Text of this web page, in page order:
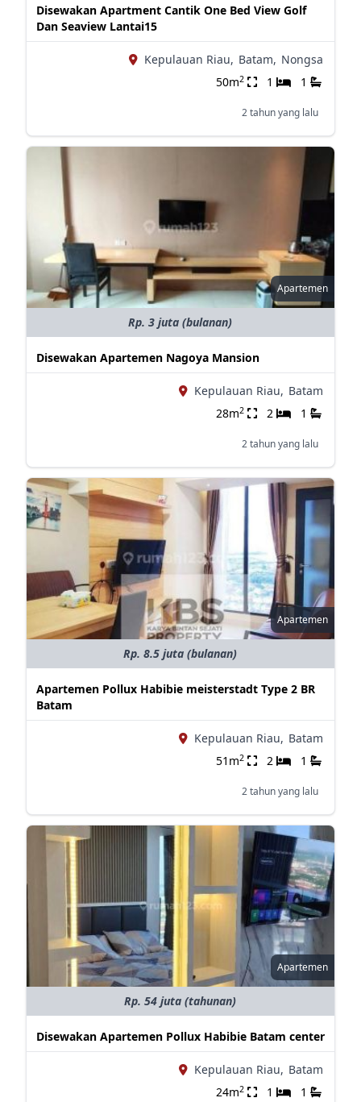
Disewakan Apartment Cantik One Bed View Golf
Dan Seaview Lantai15
Kepulauan Riau, Batam, Nongsa
50m2 1 1
2 tahun yang lalu
Apartemen
Rp. 3 juta (bulanan)
Disewakan Apartemen Nagoya Mansion
Kepulauan Riau, Batam
28m2 2 1
2 tahun yang lalu
Apartemen
Rp. 8.5 juta (bulanan)
Apartemen Pollux Habibie meisterstadt Type 2 BR
Batam
Kepulauan Riau, Batam
51m2 2 1
2 tahun yang lalu
Apartemen
Rp. 54 juta (tahunan)
Disewakan Apartemen Pollux Habibie Batam center
Kepulauan Riau, Batam
24m2 1 1